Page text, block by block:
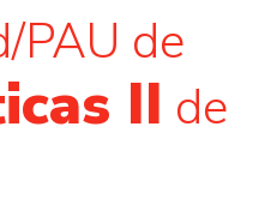
PAU de
II de